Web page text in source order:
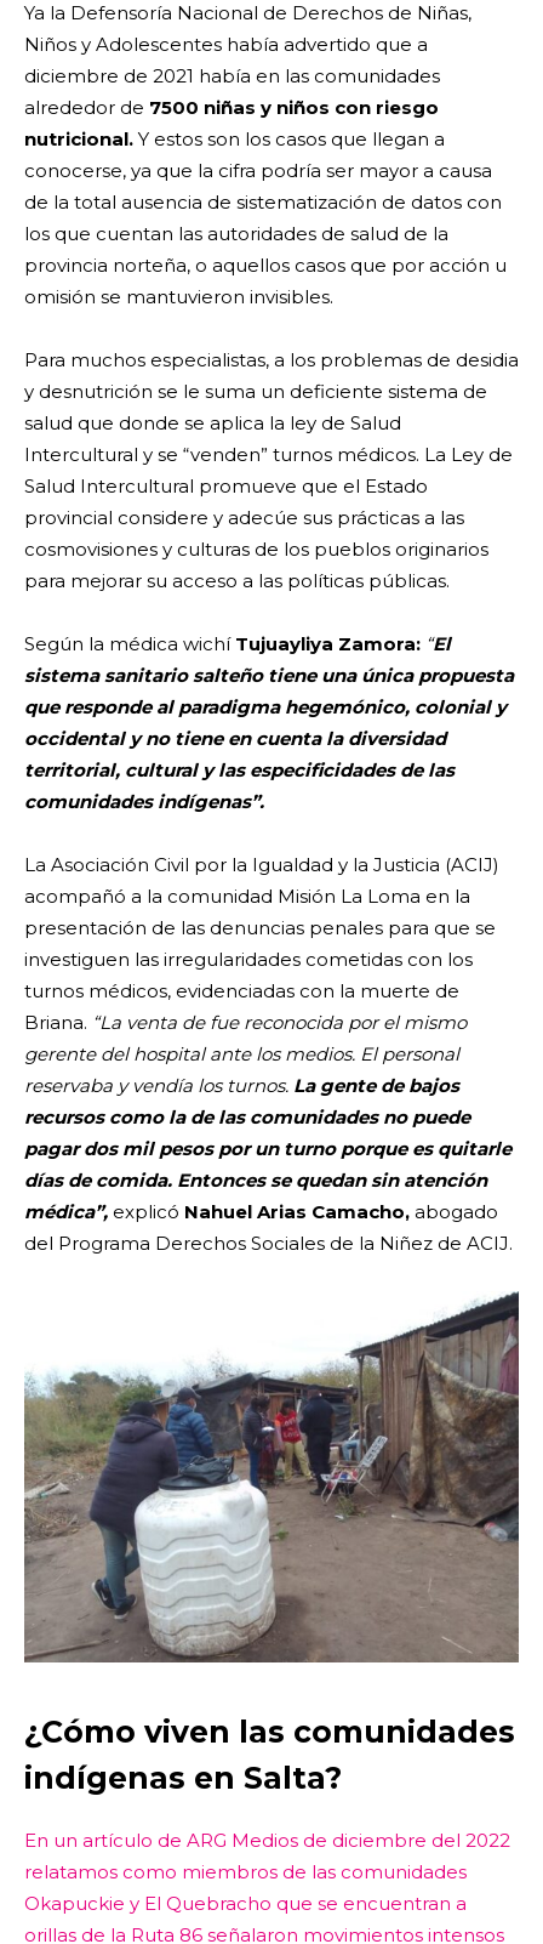
Ya la Defensoría Nacional de Derechos de Niñas,
Niños y Adolescentes había advertido que a
diciembre de 2021 había en las comunidades
alrededor de 7500 niñas y niños con riesgo
nutricional. Y estos son los casos que llegan a
conocerse, ya que la cifra podría ser mayor a causa
de la total ausencia de sistematización de datos con
los que cuentan las autoridades de salud de la
provincia norteña, o aquellos casos que por acción u
omisión se mantuvieron invisibles.
Para muchos especialistas, a los problemas de desidia
y desnutrición se le suma un deficiente sistema de
salud que donde se aplica la ley de Salud
Intercultural y se “venden” turnos médicos. La Ley de
Salud Intercultural promueve que el Estado
provincial considere y adecúe sus prácticas a las
cosmovisiones y culturas de los pueblos originarios
para mejorar su acceso a las políticas públicas.
Según la médica wichíTujuayliya Zamora: “El
sistema sanitario salteño tiene una única propuesta
que responde al paradigma hegemónico, colonial y
occidental y no tiene en cuenta la diversidad
territorial, cultural y las especificidades de las
comunidades indígenas”.
La Asociación Civil por la Igualdad y la Justicia (ACIJ)
acompañó a la comunidad Misión La Loma en la
presentación de las denuncias penales para que se
investiguen las irregularidades cometidas con los
turnos médicos, evidenciadas con la muerte de
Briana. “La venta de fue reconocida por el mismo
gerente del hospital ante los medios. El personal
reservaba y vendía los turnos. La gente de bajos
recursos como la de las comunidades no puede
pagar dos mil pesos por un turno porque es quitarle
días de comida. Entonces se quedan sin atención
médica”, explicó Nahuel Arias Camacho, abogado
del Programa Derechos Sociales de la Niñez de ACIJ.
¿Cómo viven las comunidades
indígenas en Salta?
En un artículo de ARG Medios de diciembre del 2022
relatamos como miembros de las comunidades
Okapuckie y El Quebracho que se encuentran a
orillas de la Ruta 86 señalaron movimientos intensos